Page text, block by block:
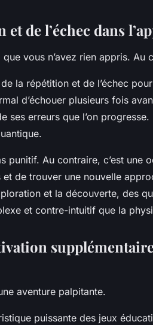
de l’échec dans
vous n’avez rien appris. Au
la répétition et de l’échec
d’échouer plusieurs fois
ses erreurs que l’on
punitif. Au contraire, c’est une
de trouver une nouvelle
et la découverte, des
et contre-intuitif que la
aventure palpitante.
puissante des jeux